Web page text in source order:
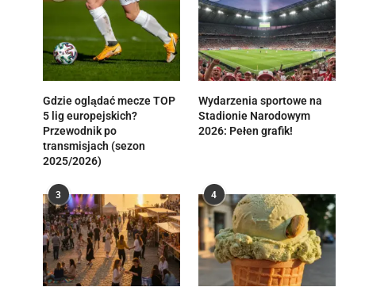
Gdzie oglądać mecze TOP
5 lig europejskich?
Przewodnik po
transmisjach (sezon
2025/2026)
Wydarzenia sportowe na
Stadionie Narodowym
2026: Pełen grafik!
3 4